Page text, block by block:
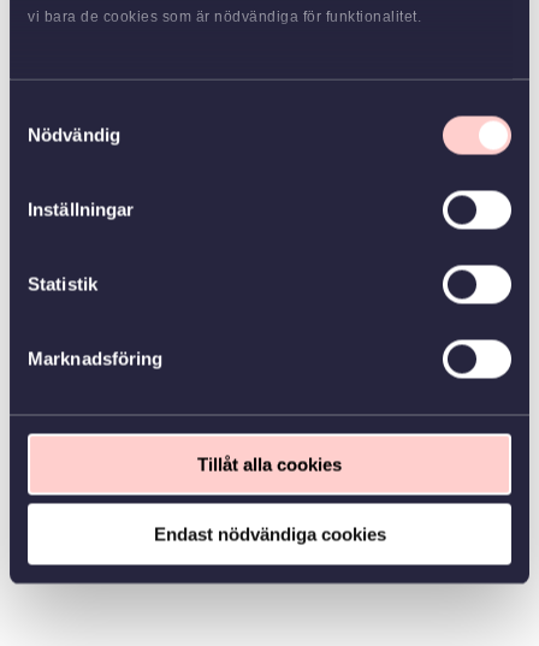
vi bara de cookies som är nödvändiga för funktionalitet.
Nödvändig
Inställningar
Statistik
Marknadsföring
Tillåt alla cookies
Endast nödvändiga cookies